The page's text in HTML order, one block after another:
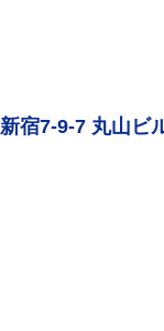
宿7-9-7 丸山ビ